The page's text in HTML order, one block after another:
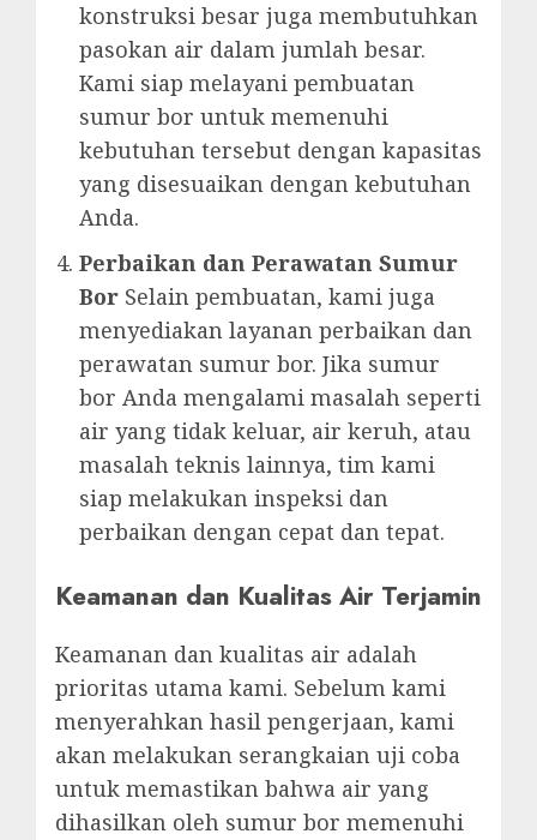
konstruksi besar juga membutuhkan
pasokan air dalam jumlah besar.
Kami siap melayani pembuatan
sumur bor untuk memenuhi
kebutuhan tersebut dengan kapasitas
yang disesuaikan dengan kebutuhan
Anda.
Perbaikan dan Perawatan Sumur
Bor Selain pembuatan, kami juga
menyediakan layanan perbaikan dan
perawatan sumur bor. Jika sumur
bor Anda mengalami masalah seperti
air yang tidak keluar, air keruh, atau
masalah teknis lainnya, tim kami
siap melakukan inspeksi dan
perbaikan dengan cepat dan tepat.
Keamanan dan Kualitas Air Terjamin
Keamanan dan kualitas air adalah
prioritas utama kami. Sebelum kami
menyerahkan hasil pengerjaan, kami
akan melakukan serangkaian uji coba
untuk memastikan bahwa air yang
dihasilkan oleh sumur bor memenuhi